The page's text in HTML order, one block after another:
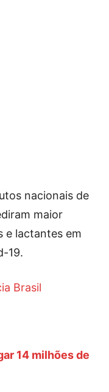
nacionais de
maior
e lactantes em
19.
Brasil
14 milhões de